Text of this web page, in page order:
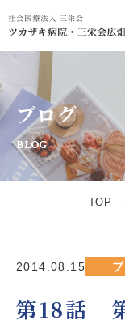
ブログ
BLOG
TOP
2014.08.15
第18話